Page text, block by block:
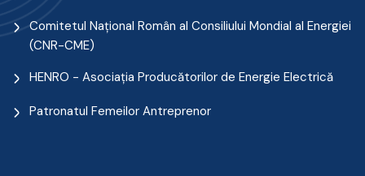
Comitetul Naţional Român al Consiliului Mondial al Energiei
(CNR-CME)
HENRO - Asociația Producătorilor de Energie Electrică
Patronatul Femeilor Antreprenor